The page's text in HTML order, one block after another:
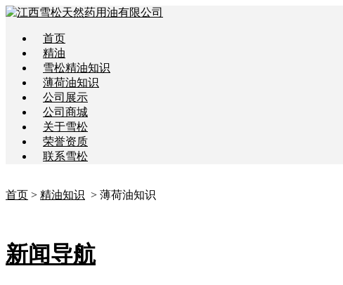
首页
精油
雪松精油知识
薄荷油知识
公司展示
公司商城
关于雪松
荣誉资质
联系雪松
首页 > 精油知识 > 薄荷油知识
新闻导航